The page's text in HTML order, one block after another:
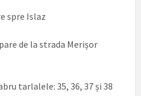
spre Islaz
de la strada Merișor
tarlalele: 35, 36, 37 și 38